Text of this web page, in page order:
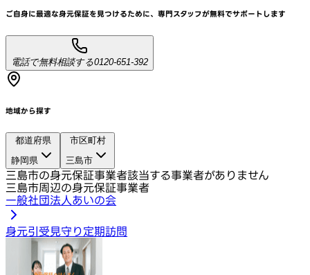
ご自身に最適な身元保証を見つけるために、 専門スタッフが無料でサポートします
電話で無料相談する0120-651-392
地域から探す
都道府県
静岡県
市区町村
三島市
三島市の身元保証事業者該当する事業者がありません
三島市周辺の身元保証事業者
一般社団法人あいの会
身元引受見守り定期訪問